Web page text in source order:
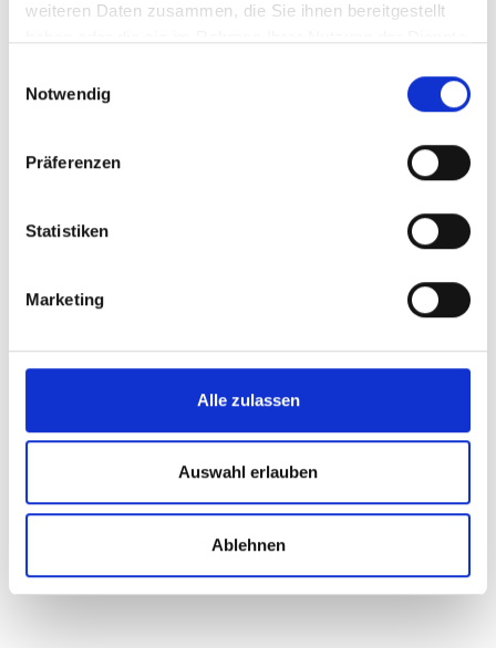
weiteren Daten zusammen, die Sie ihnen bereitgestellt
Notwendig
Präferenzen
Statistiken
Marketing
Alle zulassen
Auswahl erlauben
Ablehnen
Zum
Veranstaltungskalender